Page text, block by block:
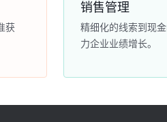
获
销售管理
精细化的线索到现
力企业业绩增长。